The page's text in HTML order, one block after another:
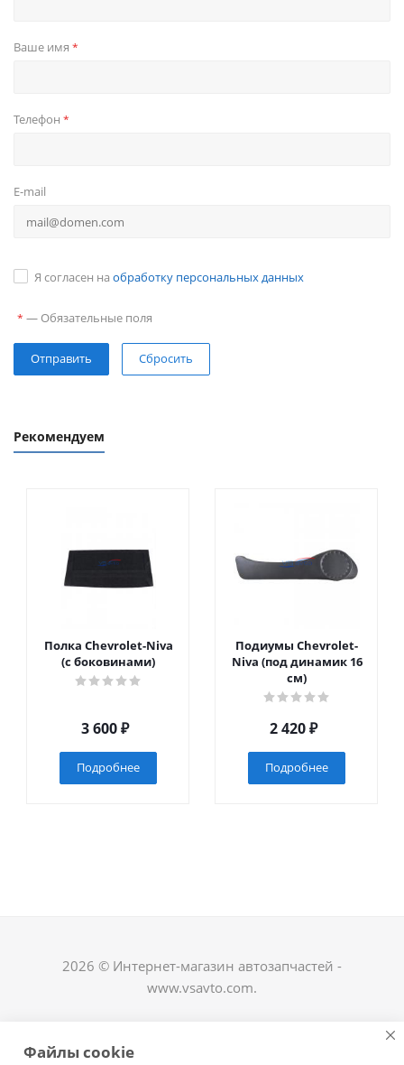
Ваше имя *
Телефон *
E-mail
Я согласен на обработку персональных данных
* — Обязательные поля
Сбросить
Рекомендуем
Полка Chevrolet-Niva
(с боковинами)
3 600₽
Подробнее
Подиумы Chevrolet-
Niva (под динамик 16
см)
2 420₽
Подробнее
2026 © Интернет-магазин автозапчастей -
www.vsavto.com.
Файлы cookie